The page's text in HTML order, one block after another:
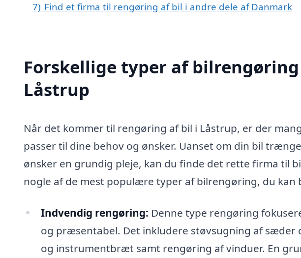
7) Find et firma til rengøring af bil i andre dele af Danmark
Forskellige typer af
Låstrup
Når det kommer til rengøring af bil i Låstrup, er der
passer til dine behov og ønsker. Uanset om din bil
ønsker en grundig pleje, kan du finde det rette firma til
nogle af de mest populære typer af bilrengøring, du kan
Indvendig rengøring: Denne type rengøring
og præsentabel. Det inkludere støvsugning af sæder
og instrumentbræt samt rengøring af vinduer. En